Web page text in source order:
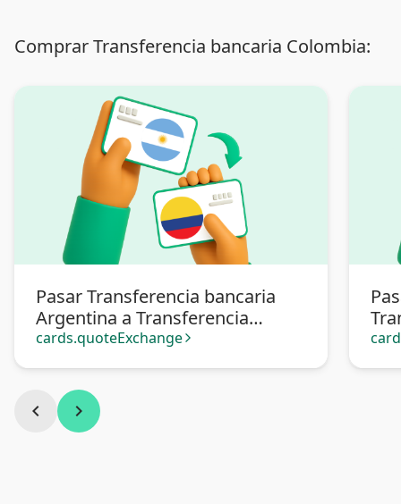
Comprar Transferencia bancaria Colombia:
Pasar Transferencia bancaria
Argentina a Transferencia
bancaria Colombia
cards.quoteExchange arrow_forward_ios
chevron_left chevron_right